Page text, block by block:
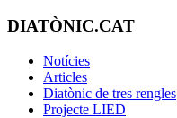
DIATÒNIC.CAT
Notícies
Articles
Diatònic de tres rengles
Projecte LIED